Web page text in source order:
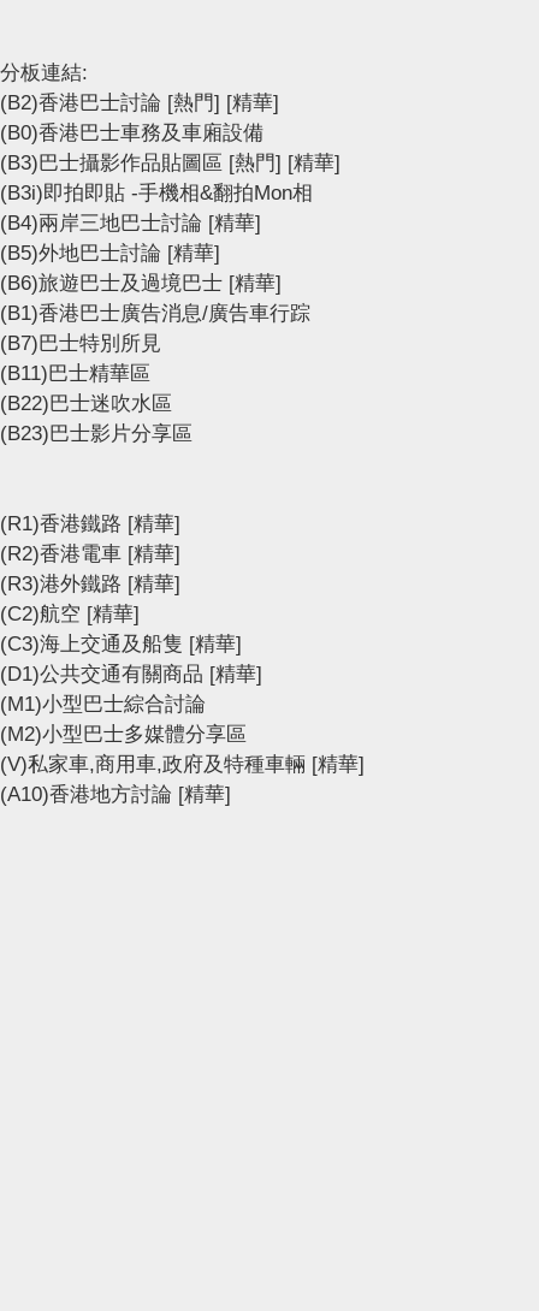
分板連結:
(B2)香港巴士討論 [熱門] [精華]
(B0)香港巴士車務及車廂設備
(B3)巴士攝影作品貼圖區 [熱門] [精華]
(B3i)即拍即貼 -手機相&翻拍Mon相
(B4)兩岸三地巴士討論 [精華]
(B5)外地巴士討論 [精華]
(B6)旅遊巴士及過境巴士 [精華]
(B1)香港巴士廣告消息/廣告車行踪
(B7)巴士特別所見
(B11)巴士精華區
(B22)巴士迷吹水區
(B23)巴士影片分享區
(R1)香港鐵路 [精華]
(R2)香港電車 [精華]
(R3)港外鐵路 [精華]
(C2)航空 [精華]
(C3)海上交通及船隻 [精華]
(D1)公共交通有關商品 [精華]
(M1)小型巴士綜合討論
(M2)小型巴士多媒體分享區
(V)私家車,商用車,政府及特種車輛 [精華]
(A10)香港地方討論 [精華]